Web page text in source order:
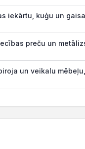
iekārtu, kuģu un
preču un
un veikalu